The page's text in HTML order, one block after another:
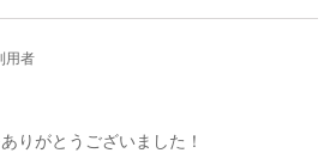
用者
りがとうございました！